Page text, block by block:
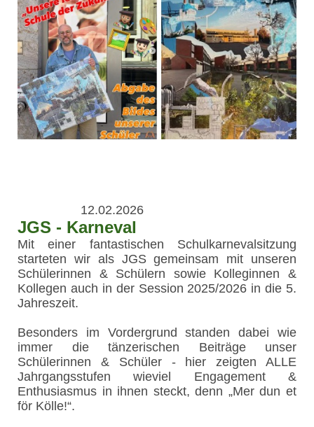
12.02.2026
JGS - Karneval
Mit einer fantastischen Schulkarnevalsitzung
starteten wir als JGS gemeinsam mit unseren
Schülerinnen & Schülern sowie Kolleginnen &
Kollegen auch in der Session 2025/2026 in die 5.
Jahreszeit.
Besonders im Vordergrund standen dabei wie
immer die tänzerischen Beiträge unser
Schülerinnen & Schüler - hier zeigten ALLE
Jahrgangsstufen wieviel Engagement &
Enthusiasmus in ihnen steckt, denn „Mer dun et
för Kölle!“.